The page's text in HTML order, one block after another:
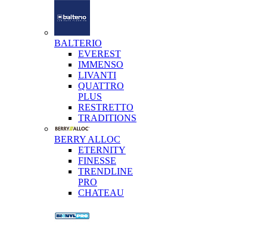
BALTERIO
EVEREST
IMMENSO
LIVANTI
QUATTRO
PLUS
RESTRETTO
TRADITIONS
BERRY ALLOC
ETERNITY
FINESSE
TRENDLINE
PRO
CHATEAU